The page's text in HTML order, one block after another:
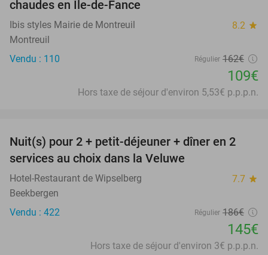
chaudes en Île-de-Fance
Ibis styles Mairie de Montreuil 8.2 star
Montreuil
Vendu : 110
Régulier 162€
109€
Hors taxe de séjour d'environ 5,53€ p.p.p.n.
22%
Nuit(s) pour 2 + petit-déjeuner + dîner en 2
services au choix dans la Veluwe
Hotel-Restaurant de Wipselberg 7.7 star
Beekbergen
Vendu : 422
Régulier 186€
145€
Hors taxe de séjour d'environ 3€ p.p.p.n.